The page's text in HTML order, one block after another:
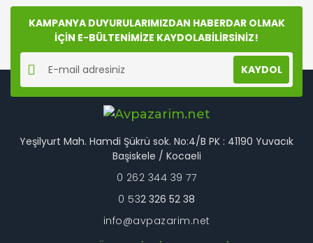
Yorum Yaz
formunu kullanarak tarafımıza iletebilirsiniz.
Görüş ve önerileriniz için teşekkür ederiz.
Ürün resmi kalitesiz, bozuk veya görüntülenemiyor.
Ürün açıklamasında eksik bilgiler bulunuyor.
Ürün bilgilerinde hatalar bulunuyor.
Ürün fiyatı diğer sitelerden daha pahalı.
Bu ürüne benzer farklı alternatifler olmalı.
Gönder
KAMPANYA DUYURULARIMIZDAN HABERDAR OLMAK
İÇİN E-BÜLTENİMİZE KAYDOLABİLİRSİNİZ!
KAYDOL
Yeşilyurt Mah. Hamdi Şükrü sok. No:4/B PK : 41190 Yuvacık
Başiskele / Kocaeli
0 262 344 39 77
0 532 326 52 38
info@avpazarim.net